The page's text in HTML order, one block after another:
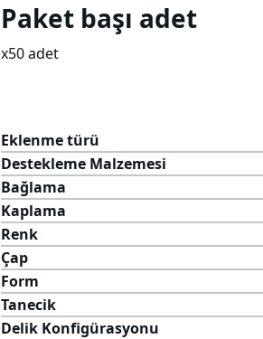
Paket başı adet
x50 adet
Eklenme türü
Destekleme Malzemesi
Bağlama
Kaplama
Renk
Çap
Form
Tanecik
Delik Konfigürasyonu